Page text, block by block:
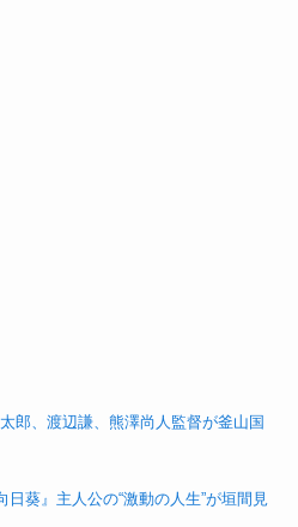
郎、渡辺謙、熊澤尚人監督が釜山国
葵』主人公の“激動の人生”が垣間見